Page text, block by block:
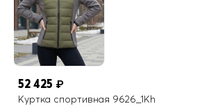
52 425 ₽
Куртка спортивная 9626_1Kh